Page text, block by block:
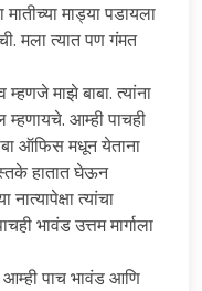
माड्या पडायला
मला त्यात पण गंमत
माझे बाबा. त्यांना
म्हणायचे. आम्ही पाचही
ऑफिस मधून येताना
हातात घेऊन
त्यांचा
भावंड उत्तम मार्गाला
पाच भावंड आणि